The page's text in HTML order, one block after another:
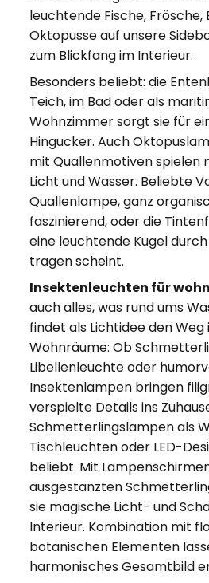
leuchtende Fische, Frösche,
Oktopusse auf unsere
zum Blickfang im Interieur.
Besonders beliebt: die
Teich, im Bad oder als
Wohnzimmer sorgt sie für
Hingucker. Auch
mit Quallenmotiven spielen
Licht und Wasser. Beliebte
Quallenlampe, ganz
faszinierend, oder die
eine leuchtende Kugel
tragen scheint.
Insektenleuchten für
auch alles, was rund ums
findet als Lichtidee den Weg
Wohnräume: Ob
Libellenleuchte oder
Insektenlampen bringen
verspielte Details ins
Schmetterlingslampen als
Tischleuchten oder LED-
beliebt. Mit
ausgestanzten
sie magische Licht- und
Interieur. Kombination mit
botanischen Elementen
harmonisches Gesamtbild